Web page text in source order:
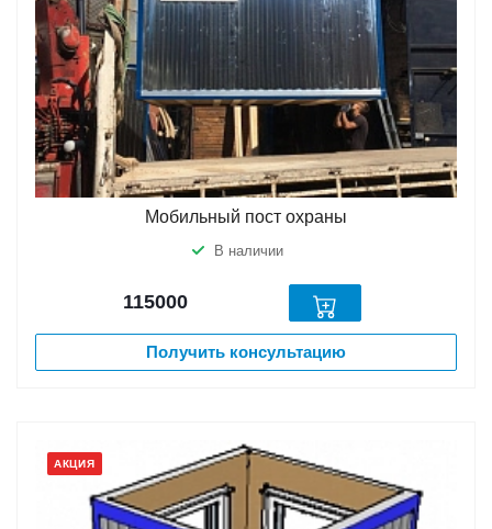
Мобильный пост охраны
В наличии
115000
Получить консультацию
АКЦИЯ